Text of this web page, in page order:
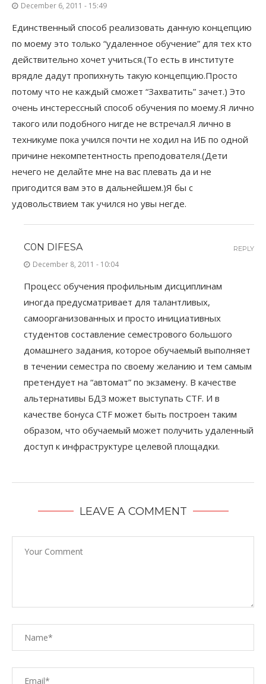
December 6, 2011 - 15:49
Единственный способ реализовать данную концепцию
по моему это только “удаленное обучение” для тех кто
действительно хочет учиться.(То есть в институте
врядле дадут пропихнуть такую концепцию.Просто
потому что не каждый сможет “Захватить” зачет.) Это
очень инстерессный способ обучения по моему.Я лично
такого или подобного нигде не встречал.Я лично в
техникуме пока учился почти не ходил на ИБ по одной
причине некомпетентность преподователя.(Дети
нечего не делайте мне на вас плевать да и не
пригодится вам это в дальнейшем.)Я бы с
удовольствием так учился но увы негде.
C0N DIFESA
December 8, 2011 - 10:04
Процесс обучения профильным дисциплинам
иногда предусматривает для талантливых,
самоорганизованных и просто инициативных
студентов составление семестрового большого
домашнего задания, которое обучаемый выполняет
в течении семестра по своему желанию и тем самым
претендует на “автомат” по экзамену. В качестве
альтернативы БДЗ может выступать CTF. И в
качестве бонуса CTF может быть построен таким
образом, что обучаемый может получить удаленный
доступ к инфраструктуре целевой площадки.
REPLY
LEAVE A COMMENT